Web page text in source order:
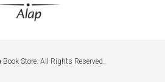
Store. All Rights Reserved.